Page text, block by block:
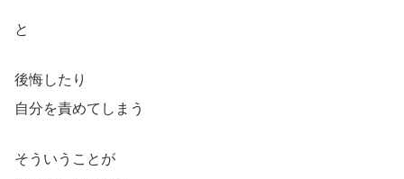
と
後悔したり
自分を責めてしまう
そういうことが